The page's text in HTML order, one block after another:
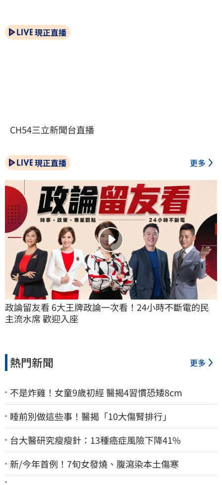
現正直播
CH54三立新聞台直播
現正直播 更多
政論留友看 6大王牌政論一次看！24小時不斷電的民
主流水席 歡迎入座
熱門新聞 更多
不是炸雞！女童9歲初經 醫揭4習慣恐矮8cm
睡前別做這些事！醫揭「10大傷腎排行」
台大醫研究瘦瘦針：13種癌症風險下降41%
新/今年首例！7旬女發燒、腹瀉染本土傷寒